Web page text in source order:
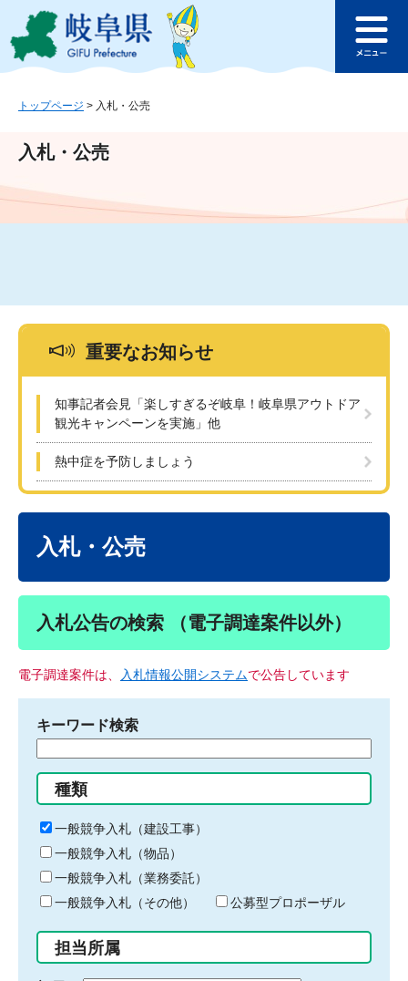
ジ
ュ
文
このページの本文へ
ュ
トップページ > 入札・公売
入札・公売
重要なお知らせ
知事記者会見「楽しすぎるぞ岐阜！岐阜県アウトドア
観光キャンペーンを実施」他
熱中症を予防しましょう
入札・公売
入札公告の検索 （電子調達案件以外）
電子調達案件は、 入札情報公開システムで公告しています
キーワード検索
る
キ
ー
ワ
ー
ド
入
力
種類
一般競争入札（建設工事）
一般競争入札（物品）
一般競争入札（業務委託）
一般競争入札（その他）
公募型プロポーザル
担当所属